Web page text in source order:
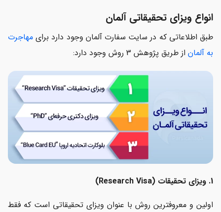
انواع ویزای تحقیقاتی آلمان
طبق اطلاعاتی که در سایت سفارت آلمان وجود دارد برای مهاجرت
به آلمان از طریق پژوهش 3 روش وجود دارد:
1. ویزای تحقیقات (Research Visa)
اولین و معروفترین روش با عنوان ویزای تحقیقاتی است که فقط